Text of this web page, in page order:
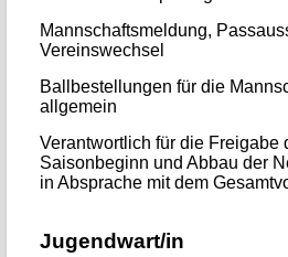
Mannschaftsmeldung,
Vereinswechsel
Ballbestellungen für die
allgemein
Verantwortlich für die Freigabe
Saisonbeginn und Abbau der
in Absprache mit dem
Jugendwart/in